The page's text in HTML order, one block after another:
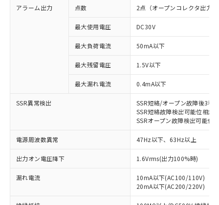
アラーム出力 点数 2点（オープンコレクタ出力
最大使用電圧 DC30V
最大負荷電流 50mA以下
最大残留電圧 1.5V以下
最大漏れ電流 0.4mA以下
SSR異常検出
SSR短絡/オープン故障後3秒
SSR短絡故障検出可能位相角
SSRオープン故障検出可能位
電源周波数異常 47Hz以下、63Hz以上
出力オン電圧降下 1.6Vrms(出力100%時)
漏れ電流
10mA以下(AC100/110V)
20mA以下(AC200/220V)
(税抜)を提供させていただくもので
当社制御機器事業取扱商品の中には、
本サービスの対象外となる商品もある
在庫状況および標準価格照会結果は、
記載している更新日時点での社内デー
タに基づき作成されるものであり、閲
覧された時点での実際の在庫および標
準価格とは異なる場合があることをご
正式な納期状況および標準価格はお客
ムロン制御機器販売店・当社販売員に
ご相談ください。
オムロン制御機器販売店や当社販売拠
」をご確認
在庫状況および標準価格結果を当社の
商品です。
非該当品：ライセンス料など無形物で、有
害物質有無と関係のない商品です。
仕入先様の事情により、非含有部品として
いたものが、含有品と判明した場合などや
むを得ず変更することがあります。
鉛(Pb) 1000ppm以下、 水銀(Hg) 1000ppm以下、 カド
六価クロム(Cr(Ⅵ)) 1000ppm以下、ポリ臭化ビフェニル
類(PBB) 1000ppm以下、ポリ臭化ジフェニルエーテル類
(PBDE) 1000ppm以下、フタル酸ビス(2-エチルヘキシ
ル) (DEHP)(別名：DOP) 1000ppm以下、フタル酸ブチ
ルベンジル（BBP） 1000ppm以下、フタル酸ジブチル
（DBP） 1000ppm以下、フタル酸ジイソブチル
(DIBP) 1000ppm以下
但し、RoHS指令で産業用監視および制御機器に対する
適用除外項目は除く。
※2 対応予定月
「○」：最大均質材料含有率が中国RoHSの
基準値以下であることを示します。
「×」：最大均質材料含有率が中国RoHSの
基準値を超えていることを示します。
「－」：未確認です。当社販売部門へお問
い合わせください。
*中国RoHS10物質の基準値 (GB/T26572)：
Pb(鉛) :1000ppm、 Hg(水銀) : 1000ppm、 Cd(カドミウ
ム) : 100ppm、
Cr(Ⅵ)(六価クロム) : 1000ppm、 PBBs(ポリ臭化ビフェ
ニル類) : 1000ppm、 PBDEs(ポリ臭化ジフェニルエーテ
DBP(フタル酸ジブチル) : 1000ppm、 DIBP(フタル酸ジ
イソブチル) : 1000ppm、 BBP(フタル酸ブチルベンジ
ル) : 1000ppm、
※2 環境保護使用期限
「ｅ」：有害物質（10物質）のすべてが基
当社は、これら貴社製品のうち、外国
為替および外国貿易法に定める商品
（以下｢規制貨物等」という）を輸出
または国外への提供する場合は、日本
可)を取得するなどの必要な手続きを
当社は規制貨物を破棄する場合は、完
全に破砕するなど、違法に輸出されな
いよう必要な手段を講じます。
当社は貴社製品を、核兵器、ミサイ
ル、化学兵器、生物兵器またはその他
当社は、貴社製品を第三者に販売する
場合は、上記1、2および3の内容を当
説明
一定数以上の在庫あり
△ 一定数には満たないが在庫あり
－
在庫なし(最新の在庫状況につ
いては、お客様のお取引先、ま
たはお客様担当のオムロン制御
機器販売店・当社販売員にご確